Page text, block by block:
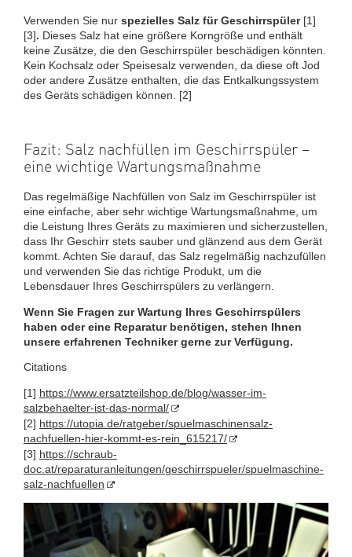
Verwenden Sie nur spezielles Salz für Geschirrspüler [1]
[3]. Dieses Salz hat eine größere Korngröße und enthält
keine Zusätze, die den Geschirrspüler beschädigen könnten.
Kein Kochsalz oder Speisesalz verwenden, da diese oft Jod
oder andere Zusätze enthalten, die das Entkalkungssystem
des Geräts schädigen können. [2]
Fazit: Salz nachfüllen im Geschirrspüler –
eine wichtige Wartungsmaßnahme
Das regelmäßige Nachfüllen von Salz im Geschirrspüler ist
eine einfache, aber sehr wichtige Wartungsmaßnahme, um
die Leistung Ihres Geräts zu maximieren und sicherzustellen,
dass Ihr Geschirr stets sauber und glänzend aus dem Gerät
kommt. Achten Sie darauf, das Salz regelmäßig nachzufüllen
und verwenden Sie das richtige Produkt, um die
Lebensdauer Ihres Geschirrspülers zu verlängern.
Wenn Sie Fragen zur Wartung Ihres Geschirrspülers
haben oder eine Reparatur benötigen, stehen Ihnen
unsere erfahrenen Techniker gerne zur Verfügung.
Citations
[1] https://www.ersatzteilshop.de/blog/wasser-im-
salzbehaelter-ist-das-normal/
[2] https://utopia.de/ratgeber/spuelmaschinensalz-
nachfuellen-hier-kommt-es-rein_615217/
[3] https://schraub-
doc.at/reparaturanleitungen/geschirrspueler/spuelmaschine-
salz-nachfuellen